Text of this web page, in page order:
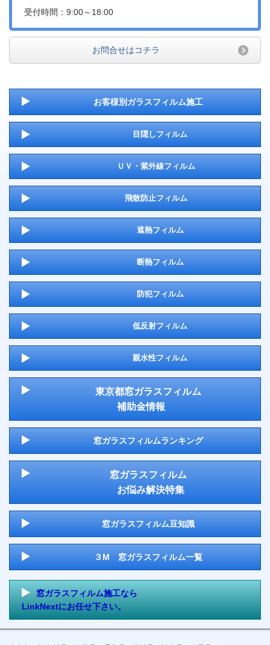
受付時間：9:00～18:00
お問合せはコチラ
お客様別ガラスフィルム施工
目隠しフィルム
ＵＶ・紫外線フィルム
飛散防止フィルム
遮熱フィルム
断熱フィルム
防犯フィルム
低反射フィルム
親水性フィルム
東京都窓ガラスフィルム
補助金情報
窓ガラスフィルムランキング
窓ガラスフィルム
お悩み解決特集
窓ガラスフィルム豆知識
３M 窓ガラスフィルム一覧
窓ガラスフィルム施工なら
LinkNextにお任せ下さい。